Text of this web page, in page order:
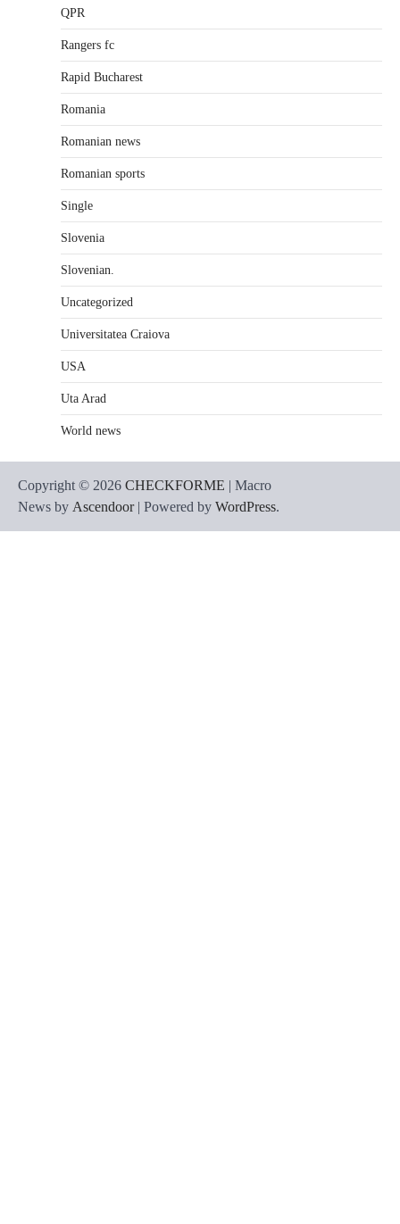
QPR
Rangers fc
Rapid Bucharest
Romania
Romanian news
Romanian sports
Single
Slovenia
Slovenian.
Uncategorized
Universitatea Craiova
USA
Uta Arad
World news
Copyright © 2026 CHECKFORME | Macro
News by Ascendoor| Powered by WordPress.